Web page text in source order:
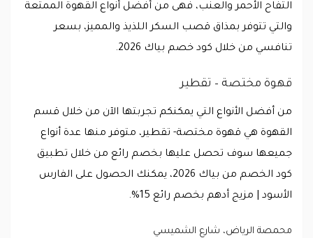
التفاح الأحمر والعنب، فهى من أفضل أنواع القهوة الممتعة
والتي تتوفر بمذاق قصب السكر اللذيذ والمميز، بسعر
تنافسي من خلال كود خصم بياك 2026.
قهوة مختصة – تقطير
من أفضل الأنواع التي يمكنكم تجربتها الآن من خلال قسم
القهوة هي قهوة مختصة- تقطير، متوفر منها عدة أنواع
جميعها سوف تحصل عليها بخصم رائع من خلال تطبيق
كود الخصم من بياك 2026، يمكنك الحصول على الفارس
الأسود | مزيج أدهم بخصم رائع 15%.
محمصة الرياض، شارع الشميسي